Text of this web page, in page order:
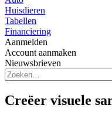
Huisdieren
Tabellen
Financiering
Aanmelden
Account aanmaken
Nieuwsbrieven
Creëer visuele